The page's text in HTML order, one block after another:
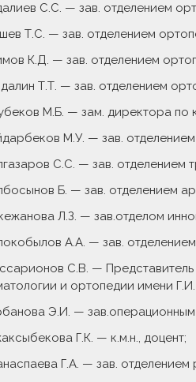
С.С. — зав. отделением
Т.С. — зав. отделением
К.Д. — зав. отделением
Т.Т. — зав. отделением
М.Б. — зам. директора по
М.У. — зав.
С.С. — зав. отделением
Б. — зав. отделением
Л.З. — зав.отделом
А.А. — зав.
С.В. —
и ортопедии имени
Э.И. —
Г.К. — к.м.н., доцент;
Г.А. — зав. отделением